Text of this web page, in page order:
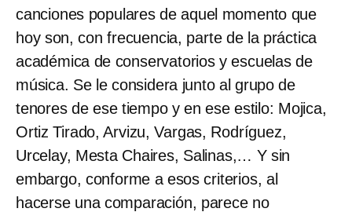
canciones populares de aquel momento que
hoy son, con frecuencia, parte de la práctica
académica de conservatorios y escuelas de
música. Se le considera junto al grupo de
tenores de ese tiempo y en ese estilo: Mojica,
Ortiz Tirado, Arvizu, Vargas, Rodríguez,
Urcelay, Mesta Chaires, Salinas,… Y sin
embargo, conforme a esos criterios, al
hacerse una comparación, parece no